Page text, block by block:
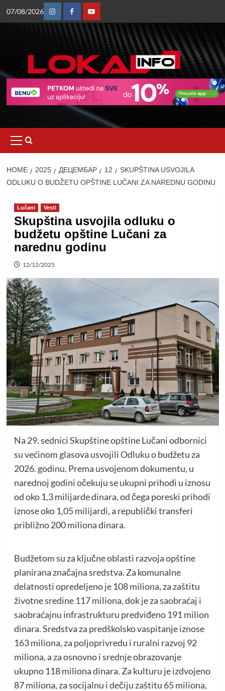
07/08/2026
InstagramFacebookYoutube
Menu
HOME 2025 ДЕЦЕМБАР 12
SKUPŠTINA USVOJILA
ODLUKU O BUDŽETU OPŠTINE LUČANI ZA NAREDNU GODINU
Lučani Vesti
Skupština usvojila odluku o
budžetu opštine Lučani za
narednu godinu
12/12/2025
Na 29. sednici Skupštine opštine Lučani odbornici
su većinom glasova usvojili Odluku o budžetu za
2026. godinu. Prema usvojenom dokumentu, u
narednoj godini očekuju se ukupni prihodi u iznosu
od oko 1,3 milijarde dinara, od čega poreski prihodi
iznose oko 1,05 milijardi, a republički transferi
približno 200 miliona dinara.
Budžetom su za ključne oblasti razvoja opštine
planirana značajna sredstva. Za komunalne
delatnosti opredeljeno je 108 miliona, za zaštitu
životne sredine 117 miliona, dok je za saobraćaj i
saobraćajnu infrastrukturu predviđeno 191 milion
dinara. Sredstva za predškolsko vaspitanje iznose
163 miliona, za poljoprivredu i ruralni razvoj 92
miliona, a za osnovno i srednje obrazovanje
ukupno 118 miliona dinara. Za kulturu je izdvojeno
87 miliona, za socijalnu i dečiju zaštitu 65 miliona,